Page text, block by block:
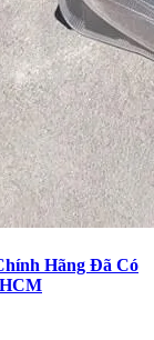
Hãng Đã Có